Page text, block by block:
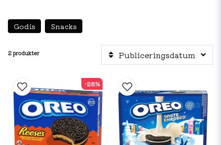
Godis Snacks
2 produkter Publiceringsdatum
-28%